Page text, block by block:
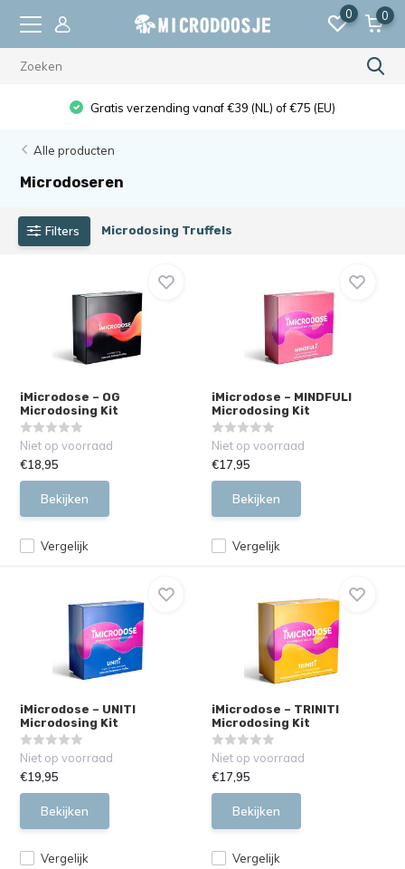
0 0
Gratis verzending vanaf €39 (NL) of €75 (EU)
Alle producten
Microdoseren
Filters Microdosing Truffels
iMicrodose – OG
Microdosing Kit
Vergelijk
Niet op voorraad
€18,95
Bekijken
iMicrodose – MINDFULI
Microdosing Kit
Vergelijk
Niet op voorraad
€17,95
Bekijken
iMicrodose – UNITI
Microdosing Kit
Vergelijk
Niet op voorraad
€19,95
Bekijken
iMicrodose – TRINITI
Microdosing Kit
Vergelijk
Niet op voorraad
€17,95
Bekijken